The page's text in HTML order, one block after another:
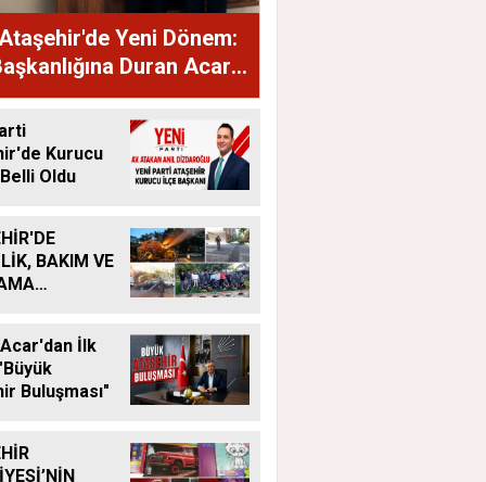
Yeni Dönem:
Duran Acar
Kurucu
Oldu
BAKIM VE
İlk
Buluşması"